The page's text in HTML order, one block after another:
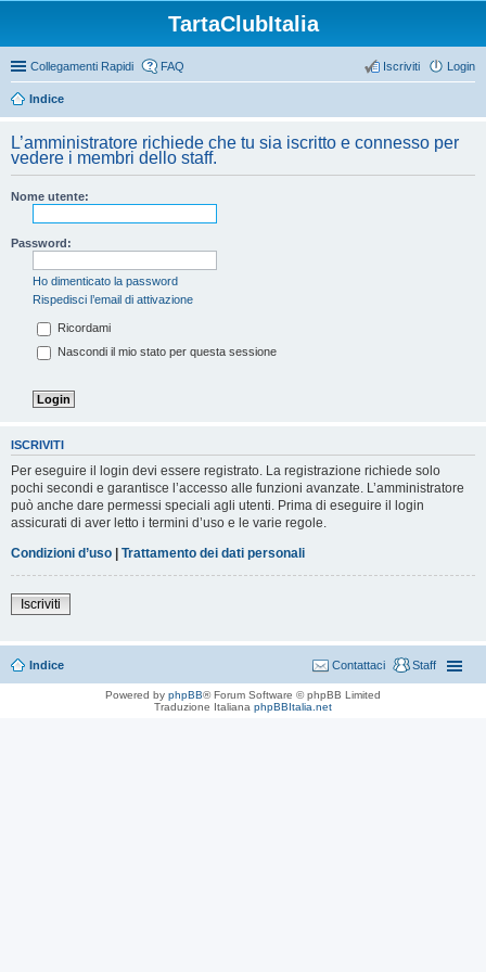
TartaClubItalia
Collegamenti Rapidi FAQ Login
Iscriviti
Indice
L’amministratore richiede che tu sia iscritto e connesso per
vedere i membri dello staff.
Nome utente:
Password:
Ho dimenticato la password
Rispedisci l’email di attivazione
Ricordami
Nascondi il mio stato per questa sessione
ISCRIVITI
Per eseguire il login devi essere registrato. La registrazione richiede solo
pochi secondi e garantisce l’accesso alle funzioni avanzate. L’amministratore
può anche dare permessi speciali agli utenti. Prima di eseguire il login
assicurati di aver letto i termini d’uso e le varie regole.
Condizioni d’uso | Trattamento dei dati personali
Iscriviti
Indice Staff
Contattaci
Powered by phpBB® Forum Software © phpBB Limited
Traduzione Italiana phpBBItalia.net